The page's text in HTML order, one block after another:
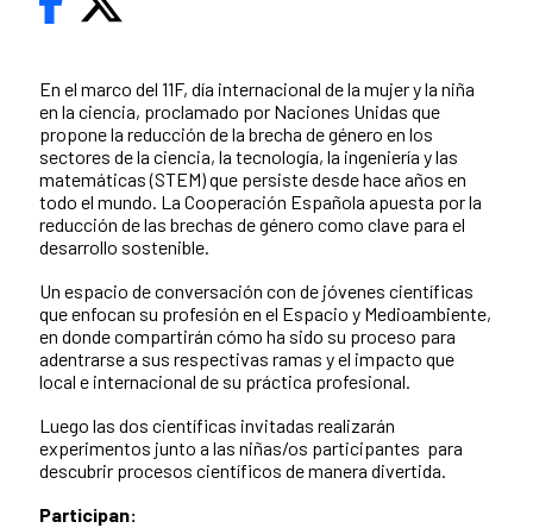
En el marco del 11F, día internacional de la mujer y la niña
en la ciencia, proclamado por Naciones Unidas que
propone la reducción de la brecha de género en los
sectores de la ciencia, la tecnología, la ingeniería y las
matemáticas (STEM) que persiste desde hace años en
todo el mundo. La Cooperación Española apuesta por la
reducción de las brechas de género como clave para el
desarrollo sostenible.
Un espacio de conversación con de jóvenes científicas
que enfocan su profesión en el Espacio y Medioambiente,
en donde compartirán cómo ha sido su proceso para
adentrarse a sus respectivas ramas y el impacto que
local e internacional de su práctica profesional.
Luego las dos científicas invitadas realizarán
experimentos junto a las niñas/os participantes para
descubrir procesos científicos de manera divertida.
Participan: